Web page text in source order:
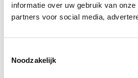
informatie over uw gebruik van
partners voor social media,
Noodzakelijk
Jolande Uringa van Woonin ziet
tijdelijke oplossing, maar erkent
met vrienden samen te wonen